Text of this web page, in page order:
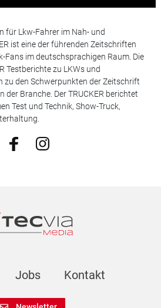
für Lkw-Fahrer im Nah- und
ist eine der führenden Zeitschriften
Fans im deutschsprachigen Raum. Die
Testberichte zu LKWs und
zu den Schwerpunkten der Zeitschrift
der Branche. Der TRUCKER berichtet
Test und Technik, Show-Truck,
Jobs Kontakt